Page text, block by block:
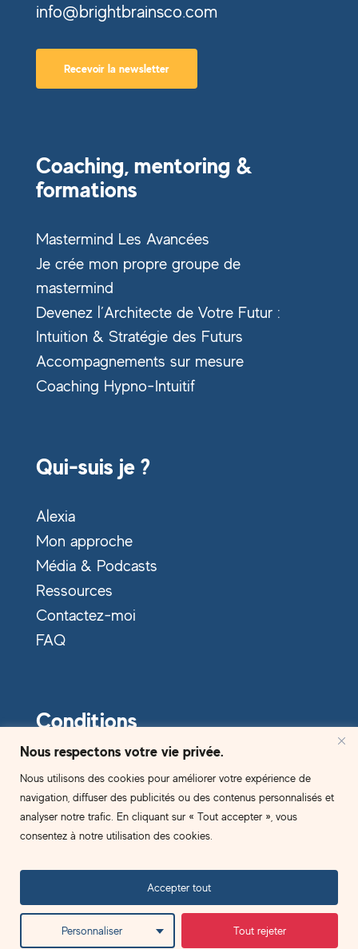
Nous respectons votre vie privée.
Nous utilisons des cookies pour améliorer votre expérience de
navigation, diffuser des publicités ou des contenus personnalisés et
analyser notre trafic. En cliquant sur « Tout accepter », vous
consentez à notre utilisation des cookies.
Personnaliser Tout rejeter
Accepter tout
info@brightbrainsco.com
Recevoir la newsletter
Coaching, mentoring &
formations
Mastermind Les Avancées
Je crée mon propre groupe de
mastermind
Devenez l’Architecte de Votre Futur :
Intuition & Stratégie des Futurs
Accompagnements sur mesure
Coaching Hypno-Intuitif
Qui-suis je ?
Alexia
Mon approche
Média & Podcasts
Ressources
Contactez-moi
FAQ
Conditions
Politique de confidentialité
C.G.V
Règlement intérieur
2024. Copyright B.right Brains
facebooklinkedin youtubeinstagram